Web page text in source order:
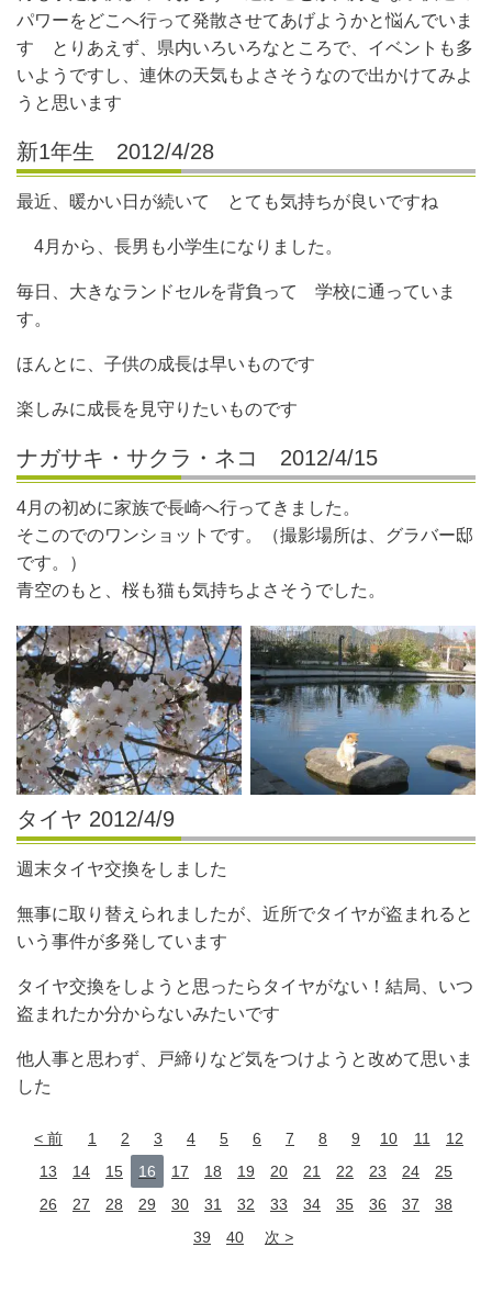
パワーをどこへ行って発散させてあげようかと悩んでいま
す とりあえず、県内いろいろなところで、イベントも多
いようですし、連休の天気もよさそうなので出かけてみよ
うと思います
新1年生 2012/4/28
最近、暖かい日が続いて とても気持ちが良いですね
4月から、長男も小学生になりました。
毎日、大きなランドセルを背負って 学校に通っていま
す。
ほんとに、子供の成長は早いものです
楽しみに成長を見守りたいものです
ナガサキ・サクラ・ネコ 2012/4/15
4月の初めに家族で長崎へ行ってきました。
そこのでのワンショットです。（撮影場所は、グラバー邸
です。）
青空のもと、桜も猫も気持ちよさそうでした。
タイヤ 2012/4/9
週末タイヤ交換をしました
無事に取り替えられましたが、近所でタイヤが盗まれると
いう事件が多発しています
タイヤ交換をしようと思ったらタイヤがない！結局、いつ
盗まれたか分からないみたいです
他人事と思わず、戸締りなど気をつけようと改めて思いま
した
前 1 2 3 4 5 6 7 8 9 10 11
12
13
14 15 16 17 18 19 20 21 22 23 24
25
26
27 28 29 30 31 32 33 34 35 36 37
38
39
40 次